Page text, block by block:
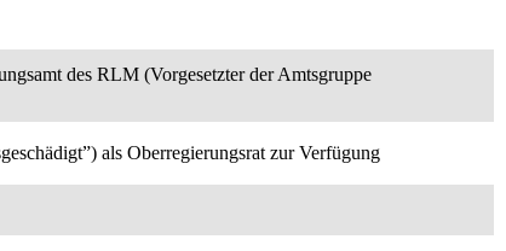
des RLM (Vorgesetzter der Amtsgruppe
als Oberregierungsrat zur Verfügung